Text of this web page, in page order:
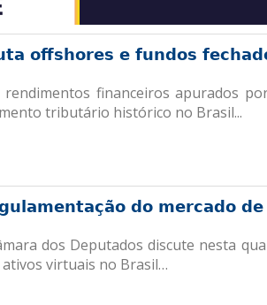
offshores e fundos
financeiros apurados
tributário histórico no Brasil...
do mercado
dos Deputados discute nesta
virtuais no Brasil…